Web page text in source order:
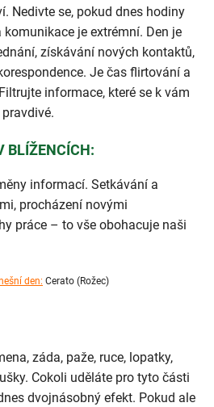
Nedivte se, pokud dnes hodiny
je extrémní. Den je
získávání nových kontaktů,
Je čas flirtování a
informace, které se k vám
BLÍŽENCÍCH:
informací. Setkávání a
procházení novými
práce – to vše obohacuje naši
den: Cerato (Rožec)
záda, paže, ruce, lopatky,
Cokoli uděláte pro tyto části
dvojnásobný efekt. Pokud ale